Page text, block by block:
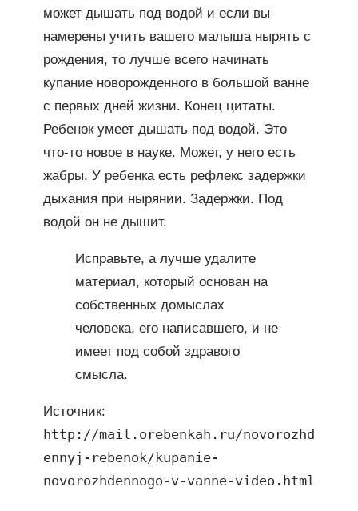
может дышать под водой и если вы
намерены учить вашего малыша нырять с
рождения, то лучше всего начинать
купание новорожденного в большой ванне
с первых дней жизни. Конец цитаты.
Ребенок умеет дышать под водой. Это
что-то новое в науке. Может, у него есть
жабры. У ребенка есть рефлекс задержки
дыхания при нырянии. Задержки. Под
водой он не дышит.
Исправьте, а лучше удалите
материал, который основан на
собственных домыслах
человека, его написавшего, и не
имеет под собой здравого
смысла.
Источник:
http://mail.orebenkah.ru/novorozhd
ennyj-rebenok/kupanie-
novorozhdennogo-v-vanne-video.html